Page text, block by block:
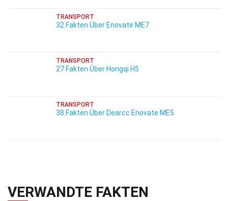
TRANSPORT
32 Fakten Über Enovate ME7
TRANSPORT
27 Fakten Über Hongqi H5
TRANSPORT
38 Fakten Über Dearcc Enovate ME5
VERWANDTE FAKTEN